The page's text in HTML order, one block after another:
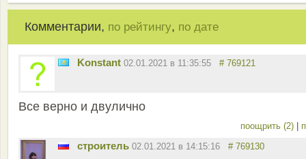
Комментарии, по рейтингу, по дате
Konstant 02.01.2021 в 11:35:55 # 769121
Все верно и двулично
поощрить (2)
строитель 02.01.2021 в 14:15:16 # 769130